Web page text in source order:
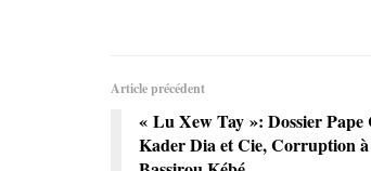
Article précédent
« Lu Xew Tay »: Dossier
Kader Dia et Cie, Corruption